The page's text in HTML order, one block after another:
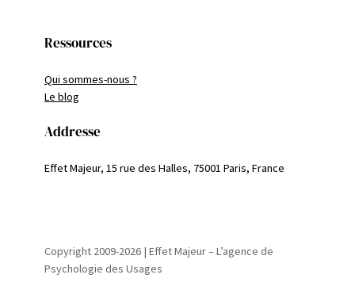
Ressources
Qui sommes-nous ?
Le blog
Addresse
Effet Majeur, 15 rue des Halles, 75001 Paris, France
Copyright 2009-2026 | Effet Majeur – L’agence de
Psychologie des Usages